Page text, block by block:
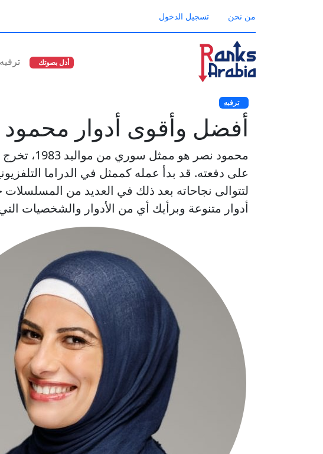
من نحن تسجيل الدخول
أدل بصوتك ترفيه
ترفيه
أفضل وأقوى أدوار
لتتوالى نجاحاته بعد ذلك في العديد من
أدوار متنوعة وبرأيك أي من الأدوار والشخصيات